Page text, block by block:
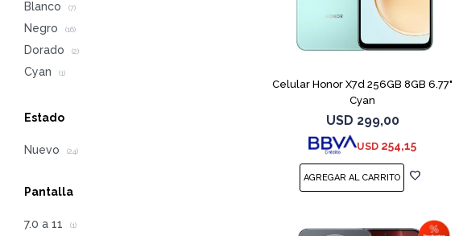
Celular Honor X7d 256GB 8GB 6.77"
Cyan
USD 299,00
USD 254,15
COMPARAR
Blanco (7)
Negro (16)
Dorado (2)
Cyan (1)
Estado
Nuevo (24)
Pantalla
7.0 a 11 (1)